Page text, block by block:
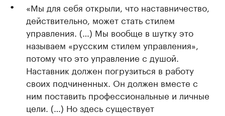
«Мы для себя открыли, что наставничество,
действительно, может стать стилем
управления. (…) Мы вообще в шутку это
называем «русским стилем управления»,
потому что это управление с душой.
Наставник должен погрузиться в работу
своих подчиненных. Он должен вместе с
ним поставить профессиональные и личные
цели. (…) Но здесь существует